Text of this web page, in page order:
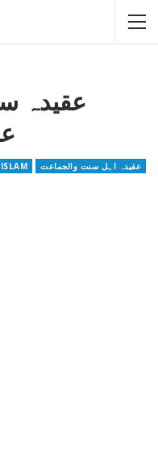
عقیدہ
ISLAM عقیدہ اہل سنت والجماعت